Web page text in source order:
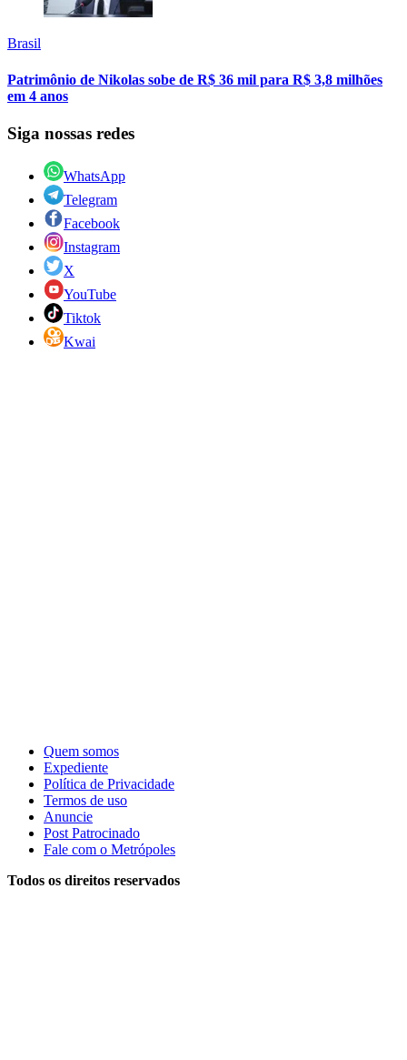
Brasil
Patrimônio de Nikolas sobe de R$ 36 mil para R$ 3,8 milhões
em 4 anos
Siga nossas redes
WhatsApp
Telegram
Facebook
Instagram
X
YouTube
Tiktok
Kwai
Quem somos
Expediente
Política de Privacidade
Termos de uso
Anuncie
Post Patrocinado
Fale com o Metrópoles
Todos os direitos reservados